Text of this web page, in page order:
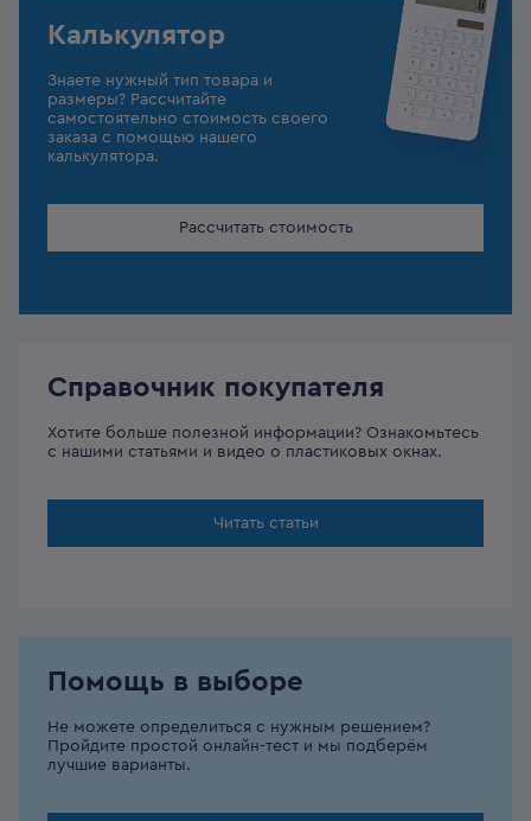
Калькулятор
Знаете нужный тип товара и
размеры? Рассчитайте
самостоятельно стоимость своего
заказа с помощью нашего
калькулятора.
Рассчитать стоимость
Справочник покупателя
Хотите больше полезной информации? Ознакомьтесь
с нашими статьями и видео о пластиковых окнах.
Читать статьи
Помощь в выборе
Не можете определиться с нужным решением?
Пройдите простой онлайн-тест и мы подберём
лучшие варианты.